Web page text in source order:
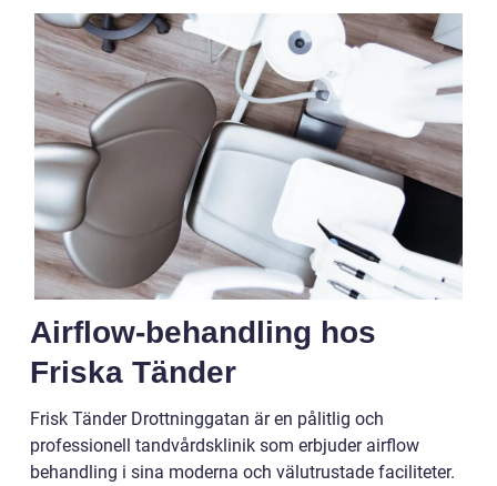
Airflow-behandling hos
Friska Tänder
Frisk Tänder Drottninggatan är en pålitlig och
professionell tandvårdsklinik som erbjuder airflow
behandling i sina moderna och välutrustade faciliteter.